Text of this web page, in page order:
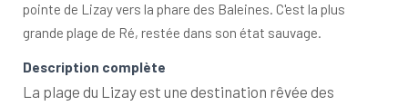
pointe de Lizay vers la phare des Baleines. C'est la plus
grande plage de Ré, restée dans son état sauvage.
Description complète
La plage du Lizay est une destination rêvée des